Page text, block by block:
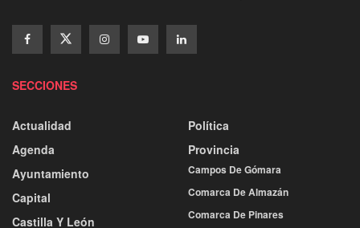
SECCIONES
Actualidad
Agenda
Ayuntamiento
Capital
Castilla Y León
Política
Provincia
Campos De Gómara
Comarca De Almazán
Comarca De Pinares